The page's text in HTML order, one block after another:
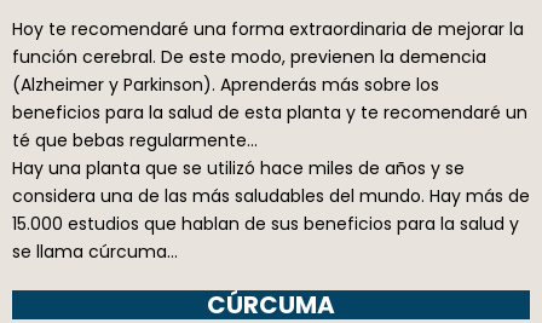
Hoy te recomendaré una forma extraordinaria de mejorar la
función cerebral. De este modo, previenen la demencia
(Alzheimer y Parkinson). Aprenderás más sobre los
beneficios para la salud de esta planta y te recomendaré un
té que bebas regularmente…
Hay una planta que se utilizó hace miles de años y se
considera una de las más saludables del mundo. Hay más de
15.000 estudios que hablan de sus beneficios para la salud y
se llama cúrcuma…
CÚRCUMA